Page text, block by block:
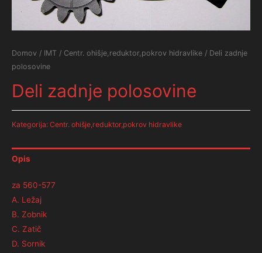
Domov / IMT / Centr. ohišje,reduktor,pokrov hidravlike / Deli zadnje
polosovine
Deli zadnje polosovine
Kategorija: Centr. ohišje,reduktor,pokrov hidravlike
Opis
za 560-577
A. Ležaj
B. Zobnik
C. Zatič
D. Sornik